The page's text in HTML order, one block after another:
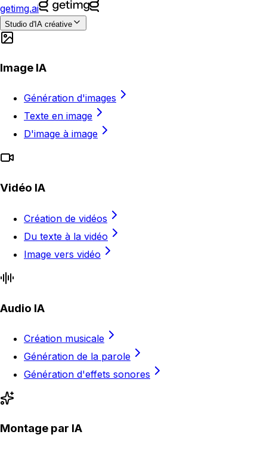
getimg.ai
Studio d'IA créative
Image IA
Génération d'images
Texte en image
D'image à image
Vidéo IA
Création de vidéos
Du texte à la vidéo
Image vers vidéo
Audio IA
Création musicale
Génération de la parole
Génération d'effets sonores
Montage par IA